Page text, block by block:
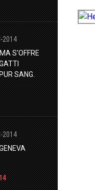
2014
S'OFFRE
SANG.
2014